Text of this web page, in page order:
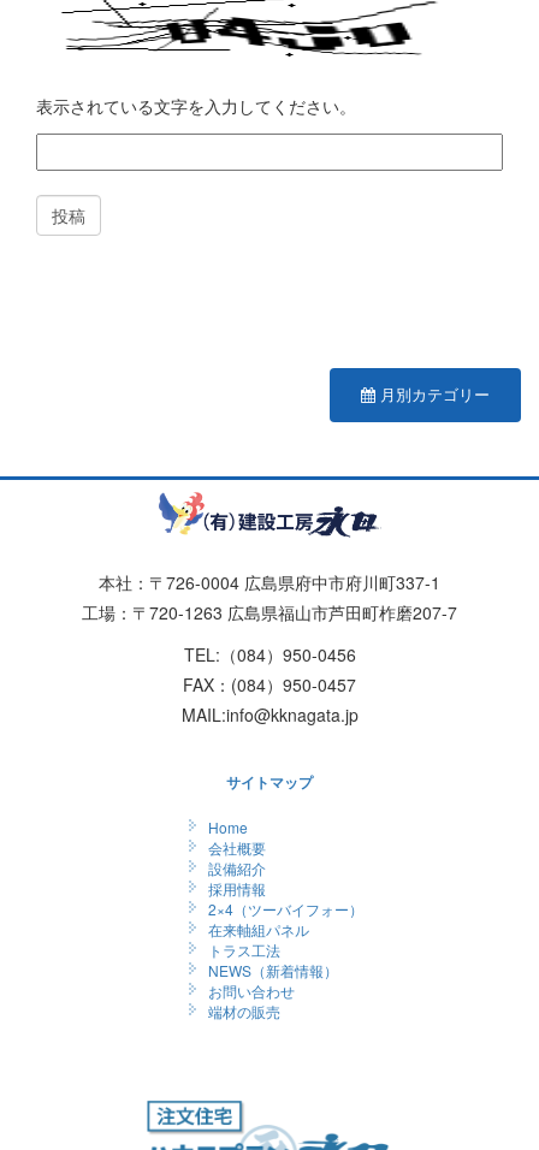
表示されている文字を入力してください。
月別カテゴリー
本社：〒726-0004 広島県府中市府川町337-1
工場：〒720-1263 広島県福山市芦田町柞磨207-7
TEL:（084）950-0456
FAX：(084）950-0457
MAIL:info@kknagata.jp
サイトマップ
Home
会社概要
設備紹介
採用情報
2×4（ツーバイフォー）
在来軸組パネル
トラス工法
NEWS（新着情報）
お問い合わせ
端材の販売